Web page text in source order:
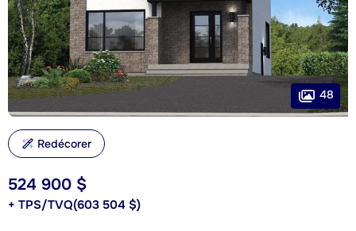
524 900 $
+ TPS/TVQ(603 504 $)
48
Redécorer